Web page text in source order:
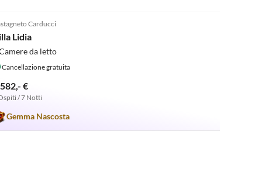
Carducci
Lidia
da letto
Cancellazione gratuita
€
/ 7 Notti
Gemma Nascosta